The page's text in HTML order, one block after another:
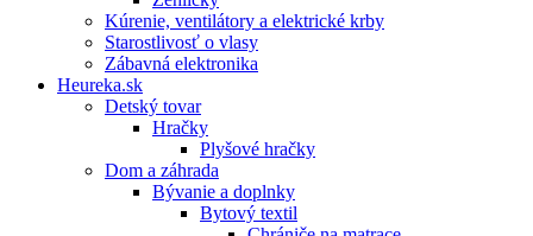
Kúrenie, ventilátory a elektrické krby
Starostlivosť o vlasy
Zábavná elektronika
Heureka.sk
Detský tovar
Hračky
Plyšové hračky
Dom a záhrada
Bývanie a doplnky
Bytový textil